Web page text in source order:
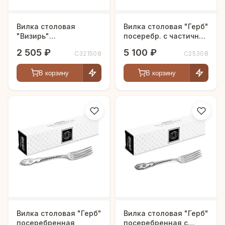
Вилка столовая
"Визирь"
чернью
2 505 ₽ С321508
В корзину
Вилка столовая "Герб"
посеребр. с частичной
5 100 ₽ С25308
В корзину
Вилка столовая "Герб"
посеребренная
Вилка столовая "Герб"
посеребренная с